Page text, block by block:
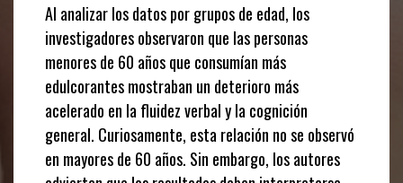
Al analizar los datos por grupos de edad, los
investigadores observaron que las personas
menores de 60 años que consumían más
edulcorantes mostraban un deterioro más
acelerado en la fluidez verbal y la cognición
general. Curiosamente, esta relación no se observó
en mayores de 60 años. Sin embargo, los autores